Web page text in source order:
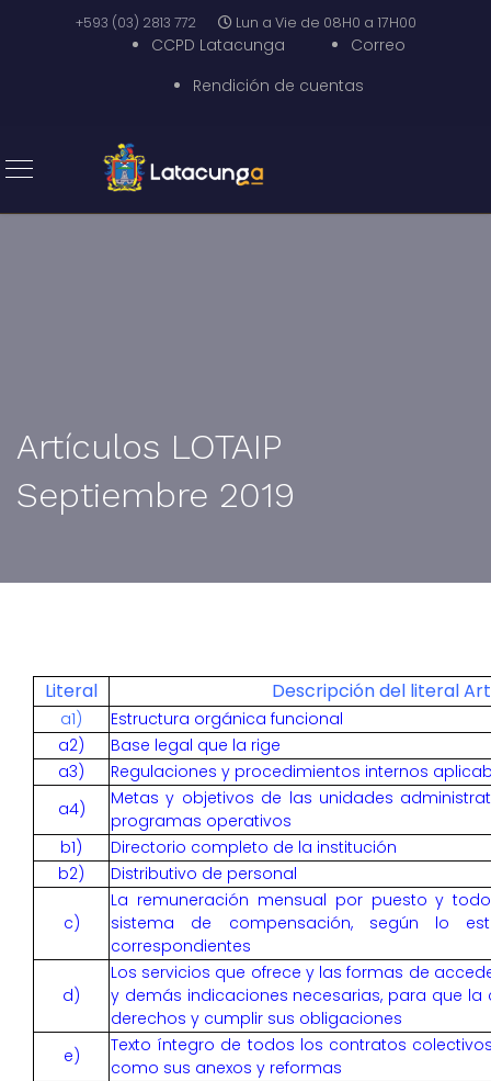
+593 (03) 2813 772 Lun a Vie de 08H0 a 17H00
CCPD Latacunga
Correo
Rendición de cuentas
Artículos LOTAIP
Septiembre 2019
Literal Descripción del literal
a1)
Estructura orgánica funcional
a2)
Base legal que la rige
a3)
Regulaciones y procedimientos internos
a4)
Metas y objetivos de las unidades
programas operativos
b1)
Directorio completo de la institución
b2)
Distributivo de personal
c)
La remuneración mensual por puesto y
sistema de compensación, según lo
correspondientes
d)
Los servicios que ofrece y las formas de
y demás indicaciones necesarias, para que
derechos y cumplir sus obligaciones
e)
Texto íntegro de todos los contratos
como sus anexos y reformas